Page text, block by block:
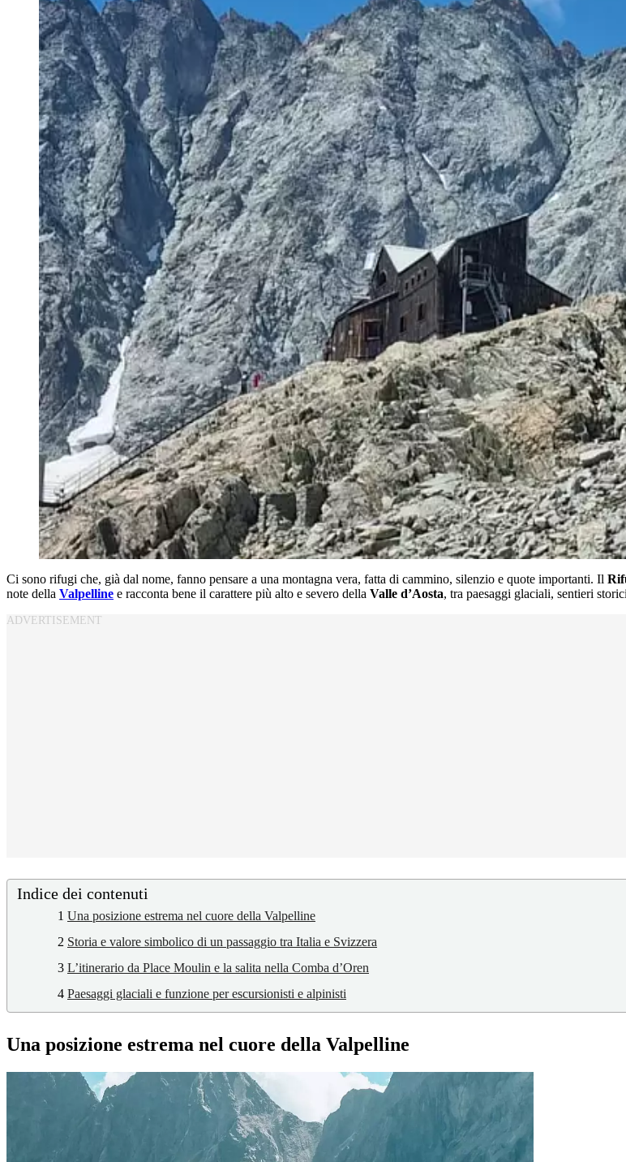
Ci sono rifugi che, già dal nome, fanno pensare a una montagna vera, fatta di cammino, silenzio e quote importanti. Il
note della Valpelline e racconta bene il carattere più alto e severo della Valle d’Aosta, tra paesaggi glaciali, sentieri
Indice dei contenuti
1 Una posizione estrema nel cuore della Valpelline
2 Storia e valore simbolico di un passaggio tra Italia e Svizzera
3 L’itinerario da Place Moulin e la salita nella Comba d’Oren
4 Paesaggi glaciali e funzione per escursionisti e alpinisti
Una posizione estrema nel cuore della Valpelline